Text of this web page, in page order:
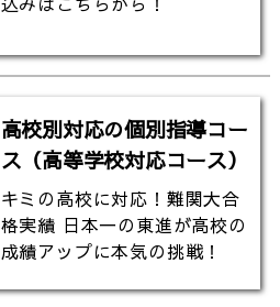
高校別対応の個別指導コー
ス（高等学校対応コース）
キミの高校に対応！難関大合
格実績 日本一の東進が高校の
成績アップに本気の挑戦！